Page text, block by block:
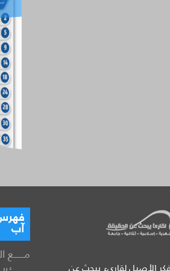
الأصيل لقارىء يبحث عن
فهرس
آب
مــــــع